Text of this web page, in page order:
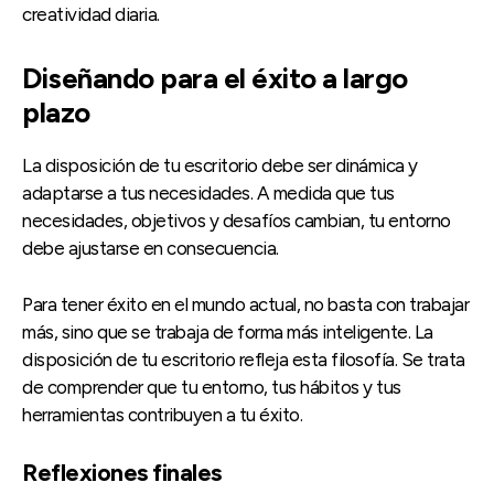
creatividad diaria.
Diseñando para el éxito a largo
plazo
La disposición de tu escritorio debe ser dinámica y
adaptarse a tus necesidades. A medida que tus
necesidades, objetivos y desafíos cambian, tu entorno
debe ajustarse en consecuencia.
Para tener éxito en el mundo actual, no basta con trabajar
más, sino que se trabaja de forma más inteligente. La
disposición de tu escritorio refleja esta filosofía. Se trata
de comprender que tu entorno, tus hábitos y tus
herramientas contribuyen a tu éxito.
Reflexiones finales